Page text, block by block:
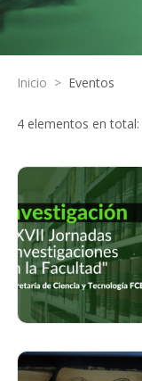
Inicio > Eventos
4 elementos en total: